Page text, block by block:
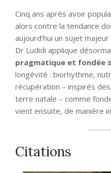
Cinq ans après avoir
alors contre la tendance
aujourd’hui un sujet
Dr Ludidi applique
pragmatique et fondée
longévité : biorhythme,
récupération – inspirés
terre natale – comme
vient ensuite, de manière
Citations